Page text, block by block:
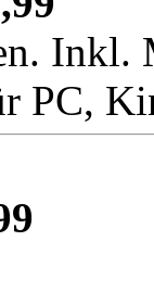
Inkl.
PC,